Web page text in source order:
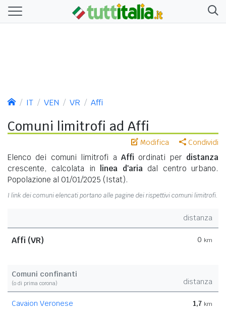
IT VEN VR Affi
Comuni limitrofi ad Affi
Modifica Condividi
Elenco dei comuni limitrofi a Affi ordinati per distanza
crescente, calcolata in
linea d'aria dal centro urbano.
Popolazione al 01/01/2025 (Istat).
I link dei comuni elencati portano alle pagine dei rispettivi comuni limitrofi.
distanza
Affi (VR) 0 km
Comuni confinanti
(o di prima corona) distanza
Cavaion Veronese 1,7 km